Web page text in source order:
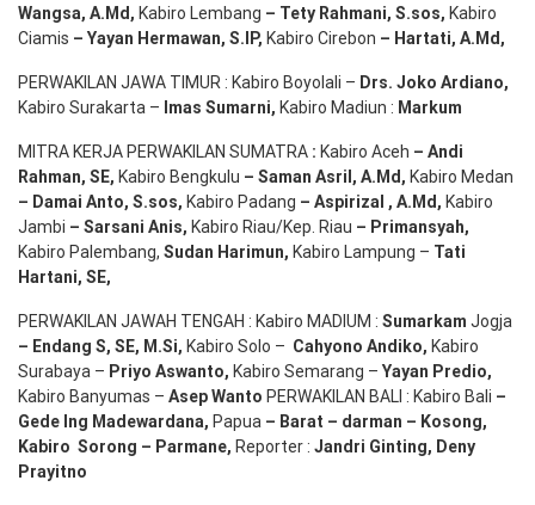
Wangsa, A.Md , Kabiro Lembang – Tety Rahmani, S.sos, Kabiro
Ciamis – Yayan Hermawan, S.IP, Kabiro Cirebon – Hartati, A.Md ,
PERWAKILAN JAWA TIMUR : Kabiro Boyolali – Drs. Joko Ardiano,
Kabiro Surakarta – Imas Sumarni, Kabiro Madiun : Markum
MITRA KERJA PERWAKILAN SUMATRA : Kabiro Aceh – Andi
Rahman, SE, Kabiro Bengkulu – Saman Asril , A.Md , Kabiro Medan
– Damai Anto, S.sos, Kabiro Padang – Aspirizal , A.Md , Kabiro
Jambi – Sarsani Anis, Kabiro Riau/Kep. Riau – Primansyah,
Kabiro Palembang, Sudan Harimun, Kabiro Lampung – Tati
Hartani, SE,
PERWAKILAN JAWAH TENGAH : Kabiro MADIUM : Sumarkam Jogja
– Endang S, SE, M.Si, Kabiro Solo – Cahyono Andiko, Kabiro
Surabaya – Priyo Aswanto, Kabiro Semarang – Yayan Predio,
Kabiro Banyumas – AsepWanto PERWAKILAN BALI : Kabiro Bali –
Gede Ing Madewardana, Papua – Barat – darman – Kosong,
Kabiro Sorong – Parmane, Reporter : Jandri Ginting, Deny
Prayitno